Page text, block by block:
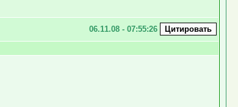
06.11.08 - 07:55:26